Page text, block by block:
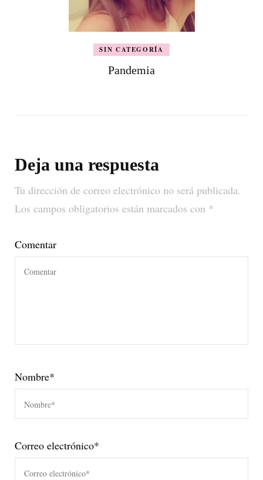
SIN CATEGORÍA
Pandemia
Deja una respuesta
Tu dirección de correo electrónico no será publicada.
Los campos obligatorios están marcados con *
Comentar
Nombre*
Correo electrónico*